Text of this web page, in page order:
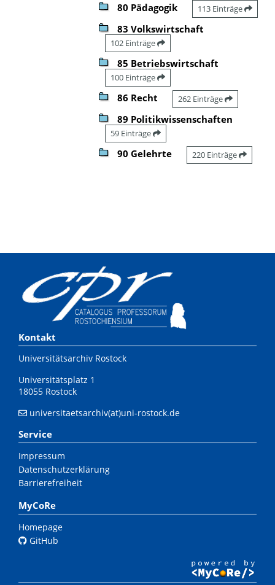
80 Pädagogik 113 Einträge
83 Volkswirtschaft
102 Einträge
85 Betriebswirtschaft
100 Einträge
86 Recht 262 Einträge
89 Politikwissenschaften
59 Einträge
90 Gelehrte 220 Einträge
Kontakt
Universitätsarchiv Rostock
Universitätsplatz 1
18055 Rostock
universitaetsarchiv(at)uni-rostock.de
Service
Impressum
Datenschutzerklärung
Barrierefreiheit
MyCoRe
Homepage
GitHub